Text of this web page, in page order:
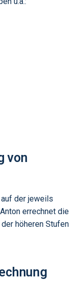
von
der jeweils
errechnet die
höheren Stufen